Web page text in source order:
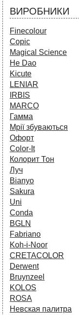
ВИРОБНИКИ
Finecolour
Copic
Magical Science
He Dao
Kicute
LENIAR
IRBIS
MARCO
Гамма
Мрії збуваються
Офорт
Сolor-It
Колорит Тон
Луч
Bianyo
Sakura
Uni
Conda
BGLN
Fabriano
Koh-i-Noor
CRETACOLOR
Derwent
Bruynzeel
KOLOS
ROSA
Невская палитра